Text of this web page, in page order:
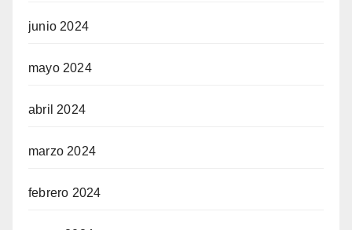
junio 2024
mayo 2024
abril 2024
marzo 2024
febrero 2024